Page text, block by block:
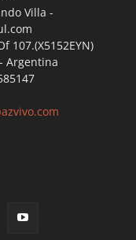
Villa -
107.(X5152EYN)
Argentina